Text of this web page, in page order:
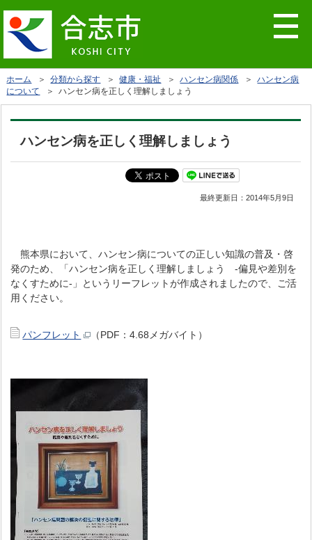
ホーム ＞分類から探す ＞健康・福祉 ＞ハンセン病関係 ＞ハンセン病
について
＞ ハンセン病を正しく理解しましょう
ハンセン病を正しく理解しましょう
最終更新日：2014年5月9日
熊本県において、ハンセン病についての正しい知識の普及・啓
発のため、「ハンセン病を正しく理解しましょう -偏見や差別を
なくすために-」というリーフレットが作成されましたので、ご活
用ください。
パンフレット （PDF：4.68メガバイト）